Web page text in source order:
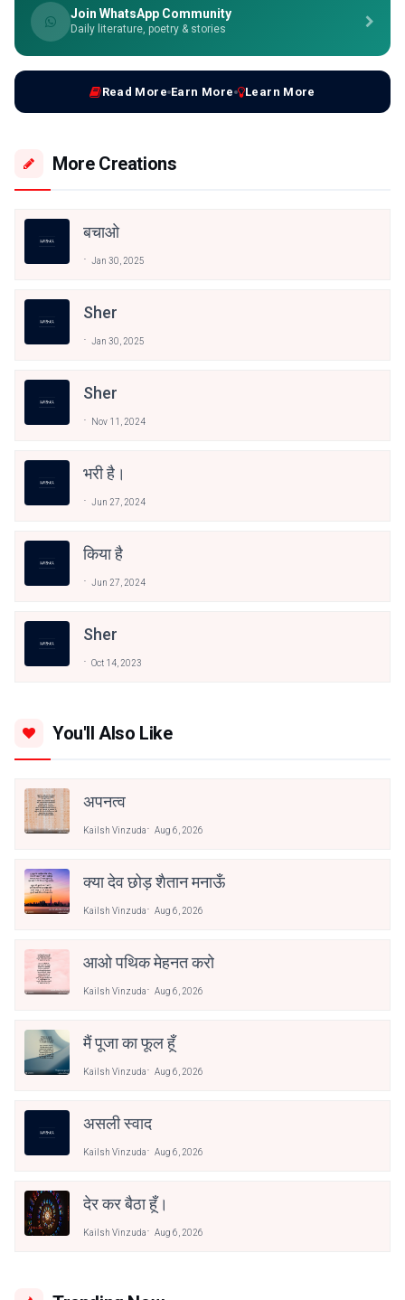
Join WhatsApp Community
Daily literature, poetry & stories
Read More Earn More Learn More
More Creations
बचाओ
Jan 30, 2025
Sher
Jan 30, 2025
Sher
Nov 11, 2024
भरी है।
Jun 27, 2024
किया है
Jun 27, 2024
Sher
Oct 14, 2023
You'll Also Like
अपनत्व
Kailsh Vinzuda Aug 6, 2026
क्या देव छोड़ शैतान मनाऊँ
Kailsh Vinzuda Aug 6, 2026
आओ पथिक मेहनत करो
Kailsh Vinzuda Aug 6, 2026
मैं पूजा का फूल हूँ
Kailsh Vinzuda Aug 6, 2026
असली स्वाद
Kailsh Vinzuda Aug 6, 2026
देर कर बैठा हूँ।
Kailsh Vinzuda Aug 6, 2026